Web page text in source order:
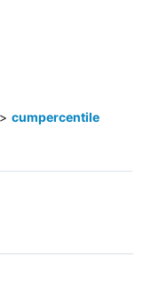
cumpercentile